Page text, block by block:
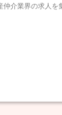
介業界の求人を